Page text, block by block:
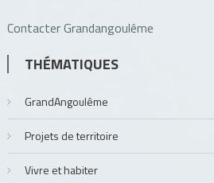
Contacter Grandangoulême
THÉMATIQUES
GrandAngoulême
Projets de territoire
Vivre et habiter